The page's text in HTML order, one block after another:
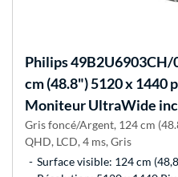
Philips49B2U6903CH/
cm (48.8") 5120 x 1440
Moniteur UltraWide
Gris foncé/Argent, 124 cm
QHD, LCD, 4 ms, Gris
Surface visible: 124 cm